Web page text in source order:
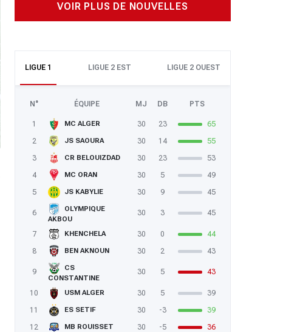
VOIR PLUS DE NOUVELLES
LIGUE 1 LIGUE 2 EST LIGUE 2 OUEST
N° ÉQUIPE MJ DB PTS
1 MC ALGER 30 23
65
2
JS SAOURA 30 14
55
3
CR BELOUIZDAD 30 23
53
4
MC ORAN 30 5
49
5
JS KABYLIE 30 9 45
6
OLYMPIQUE
AKBOU
30 3 45
7 KHENCHELA 30 0
44
8
BEN AKNOUN 30 2 43
9
CS
CONSTANTINE
30 5 43
10 USM ALGER 30 5
39
11
ES SETIF 30 -3
39
12
MB ROUISSET 30 -5
36